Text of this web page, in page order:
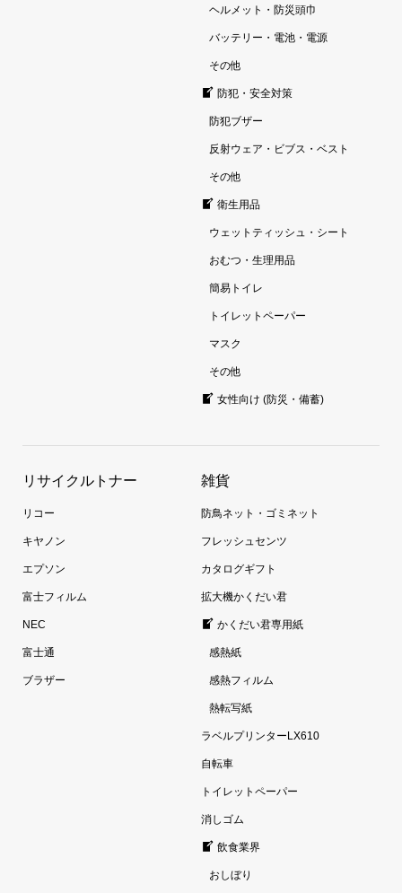
ヘルメット・防災頭巾
バッテリー・電池・電源
その他
防犯・安全対策
防犯ブザー
反射ウェア・ビブス・ベスト
その他
衛生用品
ウェットティッシュ・シート
おむつ・生理用品
簡易トイレ
トイレットペーパー
マスク
その他
女性向け (防災・備蓄)
リサイクルトナー
リコー
キヤノン
エプソン
富士フィルム
NEC
富士通
ブラザー
雑貨
防鳥ネット・ゴミネット
フレッシュセンツ
カタログギフト
拡大機かくだい君
かくだい君専用紙
感熱紙
感熱フィルム
熱転写紙
ラベルプリンターLX610
自転車
トイレットペーパー
消しゴム
飲食業界
おしぼり